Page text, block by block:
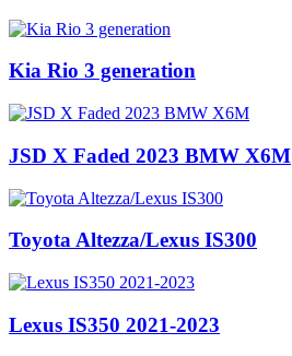
Kia Rio 3 generation
JSD X Faded 2023 BMW X6M
Toyota Altezza/Lexus IS300
Lexus IS350 2021-2023